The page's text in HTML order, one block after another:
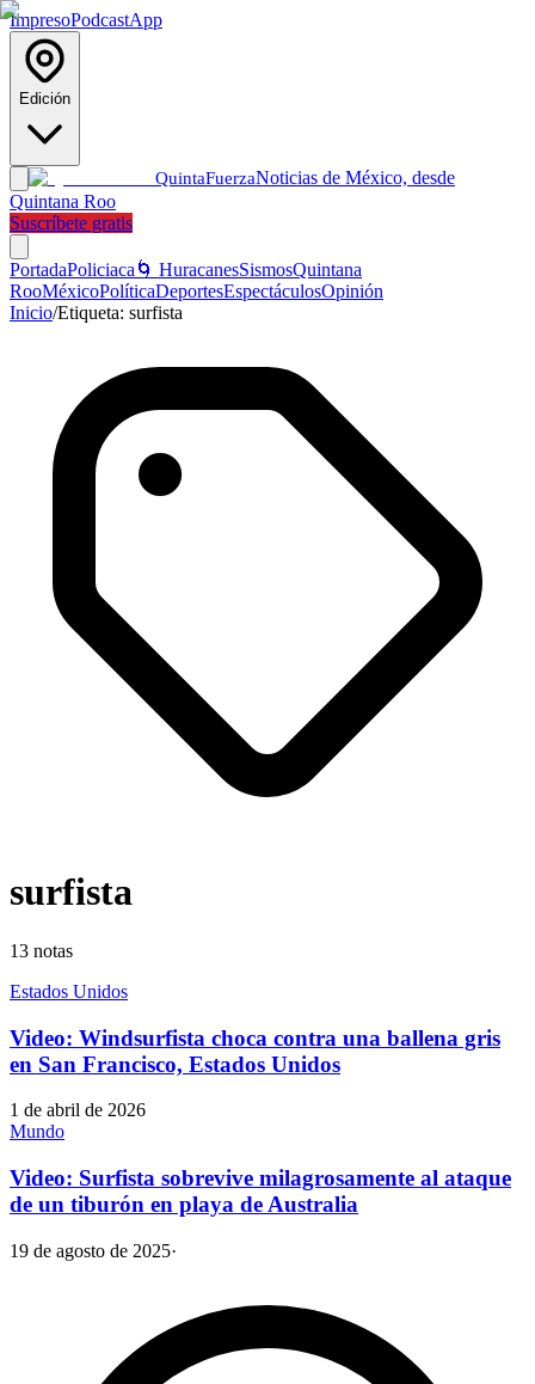
ImpresoPodcastApp
Edición
QuintaFuerzaNoticias de México, desde
Quintana Roo
Suscríbete gratis
PortadaPoliciaca 🌀 HuracanesSismosQuintana
RooMéxicoPolíticaDeportesEspectáculosOpinión
Inicio/Etiqueta: surfista
surfista
13 notas
Estados Unidos
Video: Windsurfista choca contra una ballena gris
en San Francisco, Estados Unidos
1 de abril de 2026
Mundo
Video: Surfista sobrevive milagrosamente al ataque
de un tiburón en playa de Australia
19 de agosto de 2025·